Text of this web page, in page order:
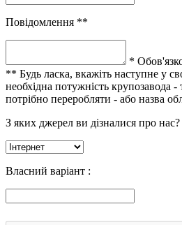
Повідомлення **
*
** Будь ласка, вкажіть наступне у
необхідна потужність крупозавода -
потрібно переробляти - або назва
З яких джерел ви дізналися про нас?
Власний варіант :